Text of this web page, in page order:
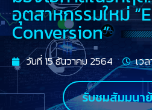
อุตสาหกรรมใหม่
Conversion”
วันที่ 15 ธันวาคม 2564 เว
รับชมสัมมนา